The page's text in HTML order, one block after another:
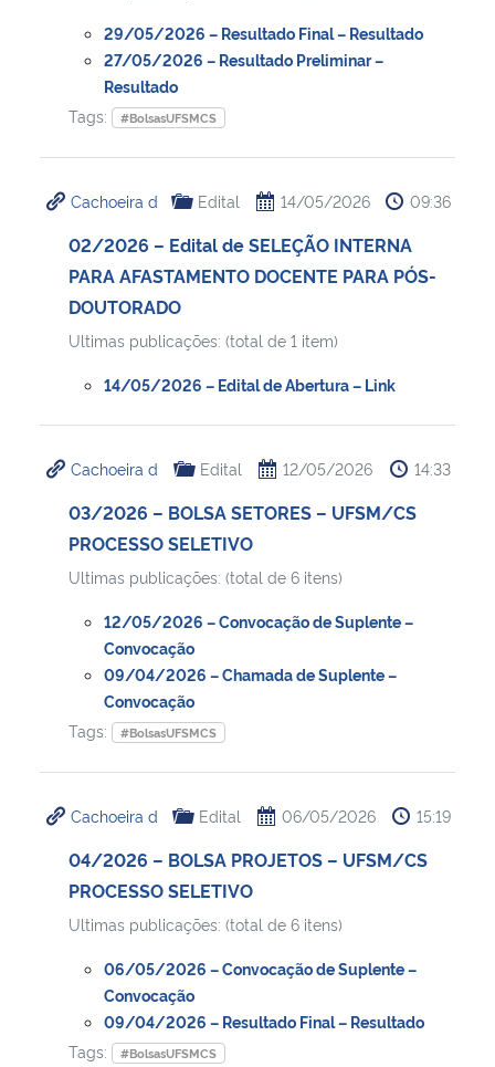
29/05/2026 – Resultado Final – Resultado
27/05/2026 – Resultado Preliminar –
Resultado
Tags:
#BolsasUFSMCS
Cachoeira d Edital 14/05/2026 09:36
02/2026 – Edital de SELEÇÃO INTERNA
PARA AFASTAMENTO DOCENTE PARA PÓS-
DOUTORADO
Ultimas publicações: (total de 1 item)
14/05/2026 – Edital de Abertura – Link
Cachoeira d Edital 12/05/2026 14:33
03/2026 – BOLSA SETORES – UFSM/CS
PROCESSO SELETIVO
Ultimas publicações: (total de 6 itens)
12/05/2026 – Convocação de Suplente –
Convocação
09/04/2026 – Chamada de Suplente –
Convocação
Tags:
#BolsasUFSMCS
Cachoeira d Edital 06/05/2026 15:19
04/2026 – BOLSA PROJETOS – UFSM/CS
PROCESSO SELETIVO
Ultimas publicações: (total de 6 itens)
06/05/2026 – Convocação de Suplente –
Convocação
09/04/2026 – Resultado Final – Resultado
Tags:
#BolsasUFSMCS